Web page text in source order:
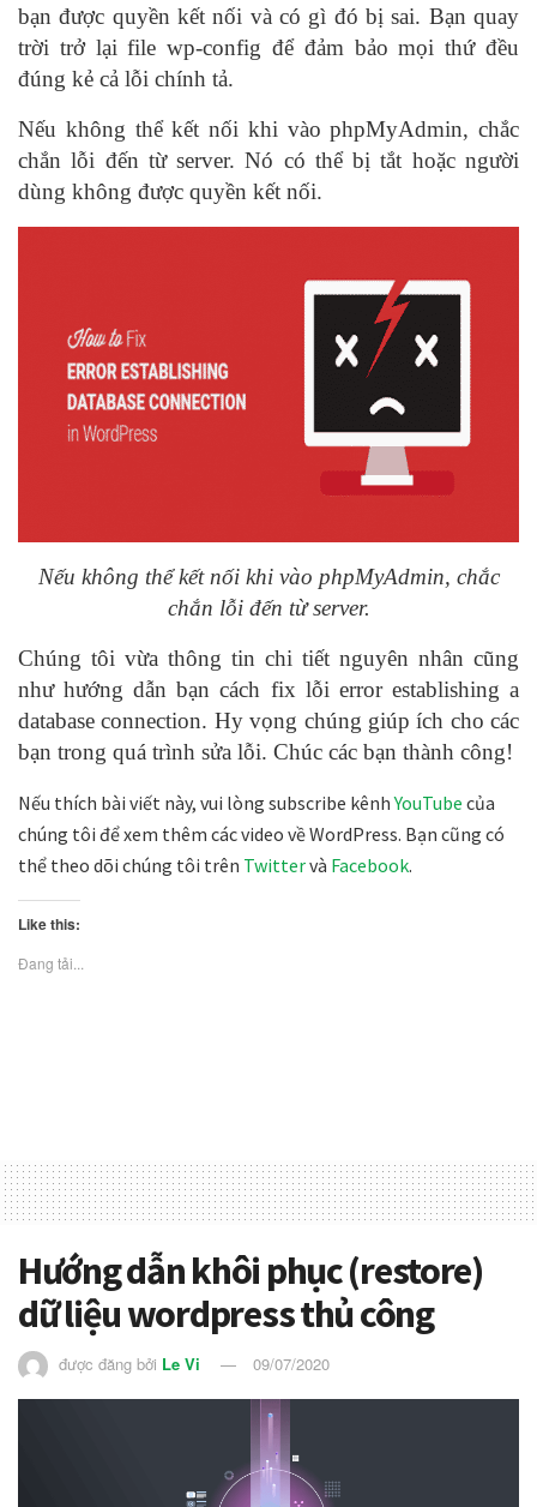
bạn được quyền kết nối và có gì đó bị sai. Bạn quay
trời trở lại file wp-config để đảm bảo mọi thứ đều
đúng kẻ cả lỗi chính tả.
Nếu không thể kết nối khi vào phpMyAdmin, chắc
chắn lỗi đến từ server. Nó có thể bị tắt hoặc người
dùng không được quyền kết nối.
Nếu không thể kết nối khi vào phpMyAdmin, chắc
chắn lỗi đến từ server.
Chúng tôi vừa thông tin chi tiết nguyên nhân cũng
như hướng dẫn bạn cách fix lỗi error establishing a
database connection. Hy vọng chúng giúp ích cho các
bạn trong quá trình sửa lỗi. Chúc các bạn thành công!
Nếu thích bài viết này, vui lòng subscribe kênhYouTube của
chúng tôi để xem thêm các video về WordPress. Bạn cũng có
thể theo dõi chúng tôi trên Twittervà Facebook.
Like this:
Đang tải...
Hướng dẫn khôi phục (restore)
dữ liệu wordpress thủ công
được đăng bởi Le Vi 09/07/2020